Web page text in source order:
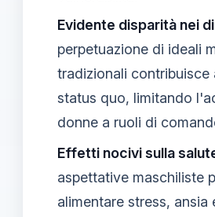
Evidente disparità nei
perpetuazione di ideali
tradizionali contribuisce
status quo, limitando
donne a ruoli di
Effetti nocivi sulla
aspettative maschiliste
alimentare stress, ansia